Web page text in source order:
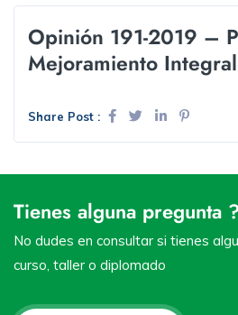
Opinión 191-2019 –
Mejoramiento
Share Post :
Tienes alguna pregunta ?
No dudes en consultar si tienes
curso, taller o diplomado